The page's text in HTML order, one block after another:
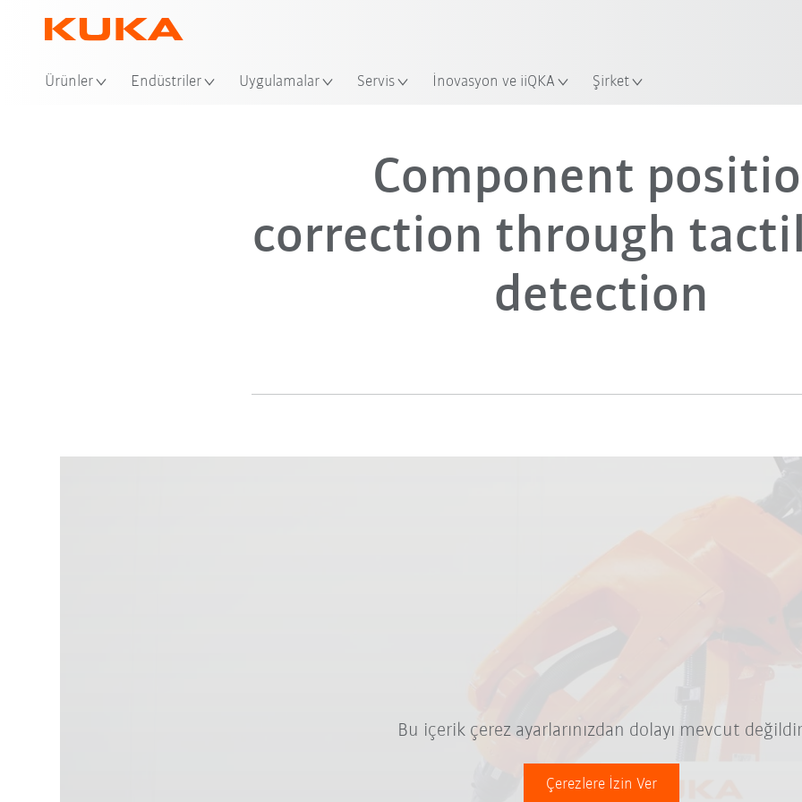
Ürünler Endüstriler Uygulamalar Servis İnovasyon ve iiQKA Şirket
Component
correction through
detection
Bu içerik çerez ayarlarınızdan dolayı mevcut
Çerezlere İzin Ver